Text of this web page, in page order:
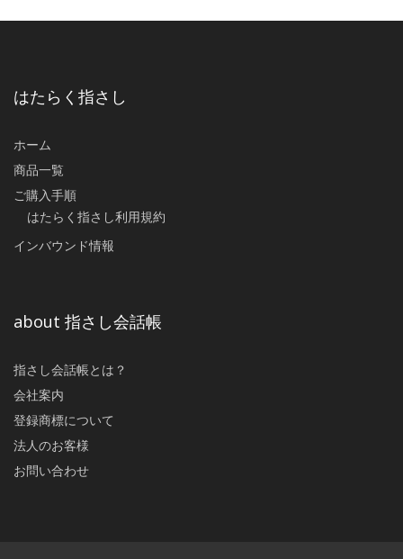
はたらく指さし
ホーム
商品一覧
ご購入手順
はたらく指さし利用規約
インバウンド情報
about 指さし会話帳
指さし会話帳とは？
会社案内
登録商標について
法人のお客様
お問い合わせ